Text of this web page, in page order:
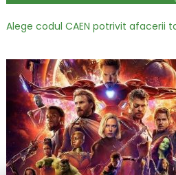
Alege codul CAEN potrivit afacerii